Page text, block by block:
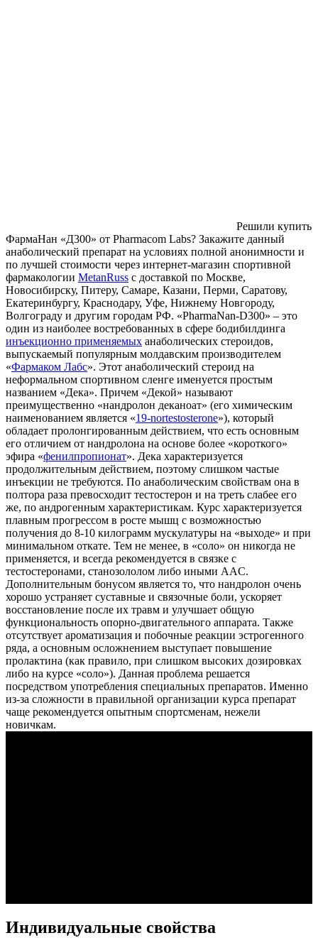
Решили купить
ФармаНан «Д300» от Pharmacom Labs? Закажите данный
анаболический препарат на условиях полной анонимности и
по лучшей стоимости через интернет-магазин спортивной
фармакологии MetanRuss с доставкой по Москве,
Новосибирску, Питеру, Самаре, Казани, Перми, Саратову,
Екатеринбургу, Краснодару, Уфе, Нижнему Новгороду,
Волгограду и другим городам РФ. «PharmaNan-D300» – это
один из наиболее востребованных в сфере бодибилдинга
инъекционно применяемых анаболических стероидов,
выпускаемый популярным молдавским производителем
«Фармаком Лабс». Этот анаболический стероид на
неформальном спортивном сленге именуется простым
названием «Дека». Причем «Декой» называют
преимущественно «нандролон деканоат» (его химическим
наименованием является «19-nortestosterone»), который
обладает пролонгированным действием, что есть основным
его отличием от нандролона на основе более «короткого»
эфира «фенилпропионат». Дека характеризуется
продолжительным действием, поэтому слишком частые
инъекции не требуются. По анаболическим свойствам она в
полтора раза превосходит тестостерон и на треть слабее его
же, по андрогенным характеристикам. Курс характеризуется
плавным прогрессом в росте мышц с возможностью
получения до 8-10 килограмм мускулатуры на «выходе» и при
минимальном откате. Тем не менее, в «соло» он никогда не
применяется, и всегда рекомендуется в связке с
тестостеронами, станозололом либо иными AAC.
Дополнительным бонусом является то, что нандролон очень
хорошо устраняет суставные и связочные боли, ускоряет
восстановление после их травм и улучшает общую
функциональность опорно-двигательного аппарата. Также
отсутствует ароматизация и побочные реакции эстрогенного
ряда, а основным осложнением выступает повышение
пролактина (как правило, при слишком высоких дозировках
либо на курсе «соло»). Данная проблема решается
посредством употребления специальных препаратов. Именно
из-за сложности в правильной организации курса препарат
чаще рекомендуется опытным спортсменам, нежели
новичкам.
Индивидуальные свойства